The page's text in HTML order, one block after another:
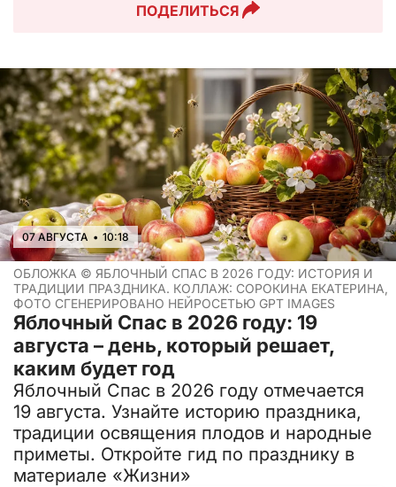
ПОДЕЛИТЬСЯ
07 АВГУСТА • 10:18
ОБЛОЖКА © ЯБЛОЧНЫЙ СПАС В 2026 ГОДУ: ИСТОРИЯ И
ТРАДИЦИИ ПРАЗДНИКА. КОЛЛАЖ: СОРОКИНА ЕКАТЕРИНА,
ФОТО СГЕНЕРИРОВАНО НЕЙРОСЕТЬЮ GPT IMAGES
Яблочный Спас в 2026 году: 19
августа – день, который решает,
каким будет год
Яблочный Спас в 2026 году отмечается
19 августа. Узнайте историю праздника,
традиции освящения плодов и народные
приметы. Откройте гид по празднику в
материале «Жизни»